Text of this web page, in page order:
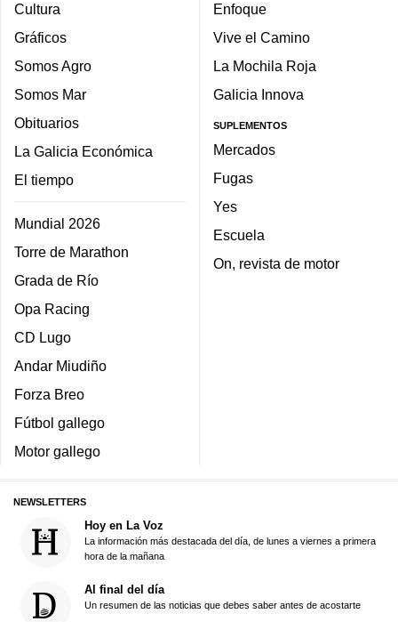
Cultura
Gráficos
Somos Agro
Somos Mar
Obituarios
La Galicia Económica
El tiempo
Mundial 2026
Torre de Marathon
Grada de Río
Opa Racing
CD Lugo
Andar Miudiño
Forza Breo
Fútbol gallego
Motor gallego
Enfoque
Vive el Camino
La Mochila Roja
Galicia Innova
SUPLEMENTOS
Mercados
Fugas
Yes
Escuela
On, revista de motor
NEWSLETTERS
Hoy en La Voz
La información más destacada del día, de lunes a viernes a primera
hora de la mañana
Al final del día
Un resumen de las noticias que debes saber antes de acostarte